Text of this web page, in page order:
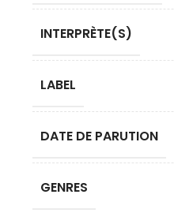
INTERPRÈTE(S)
LABEL
DATE DE PARUTION
GENRES